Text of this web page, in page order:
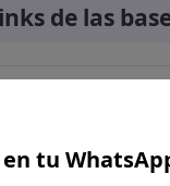
de las
en
en tu